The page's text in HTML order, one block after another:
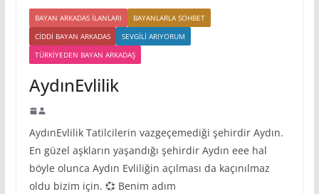
BAYAN ARKADAS ILANLARI
BAYANLARLA SOHBET
CIDDI BAYAN ARKADAS
SEVGILI ARIYORUM
TÜRKIYEDEN BAYAN ARKADAŞ
AydınEvlilik
AydınEvlilik Tatilcilerin vazgeçemediği şehirdir Aydın.
En güzel aşkların yaşandığı şehirdir Aydın eee hal
böyle olunca Aydın Evliliğin açılması da kaçınılmaz
oldu bizim için. 💞 Benim adım